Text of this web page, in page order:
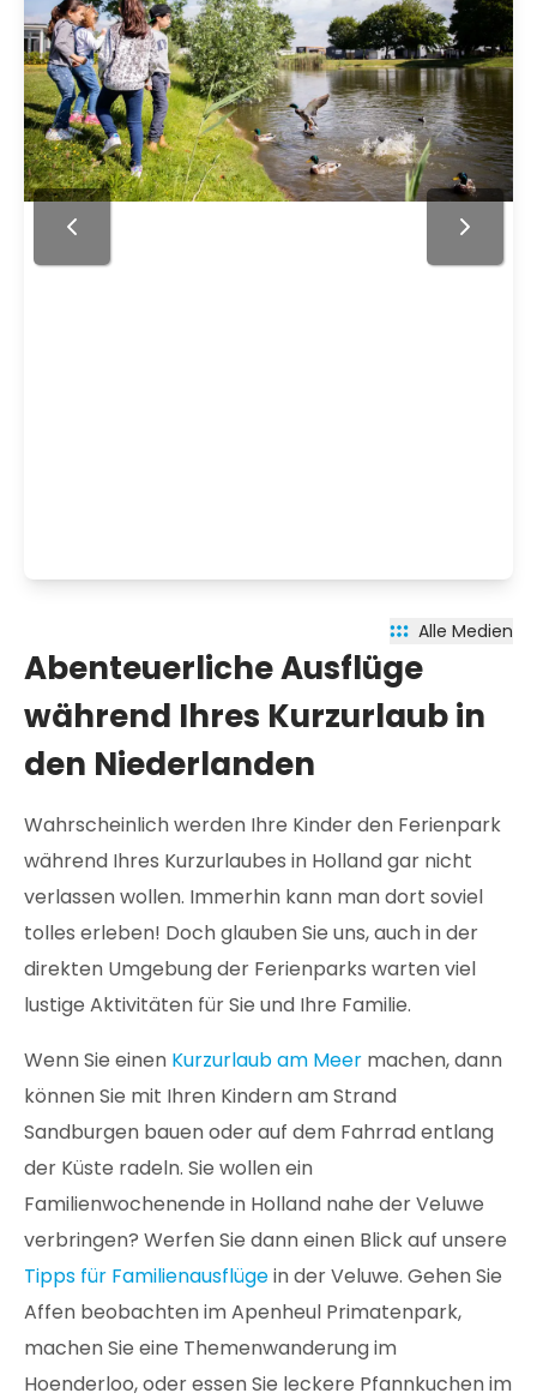
Alle Medien
Abenteuerliche Ausflüge
während Ihres Kurzurlaub in
den Niederlanden
Wahrscheinlich werden Ihre Kinder den Ferienpark
während Ihres Kurzurlaubes in Holland gar nicht
verlassen wollen. Immerhin kann man dort soviel
tolles erleben! Doch glauben Sie uns, auch in der
direkten Umgebung der Ferienparks warten viel
lustige Aktivitäten für Sie und Ihre Familie.
Wenn Sie einen Kurzurlaub am Meer machen, dann
können Sie mit Ihren Kindern am Strand
Sandburgen bauen oder auf dem Fahrrad entlang
der Küste radeln. Sie wollen ein
Familienwochenende in Holland nahe der Veluwe
verbringen? Werfen Sie dann einen Blick auf unsere
Tipps für Familienausflügein der Veluwe. Gehen Sie
Affen beobachten im Apenheul Primatenpark,
machen Sie eine Themenwanderung im
Hoenderloo, oder essen Sie leckere Pfannkuchen im